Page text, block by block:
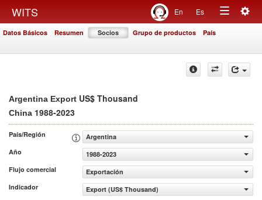
WITS En Es
Toggle
Datos Básicos Resumen Socios Grupo de productos País
Argentina Export US$ Thousand
China 1988-2023
País/Región
Argentina
Año
1988-2023
Flujo comercial
Exportación
Indicador
Export (US$ Thousand)